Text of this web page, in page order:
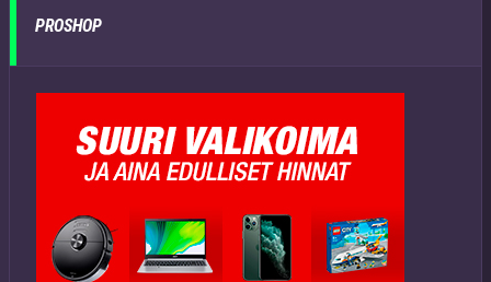
PROSHOP